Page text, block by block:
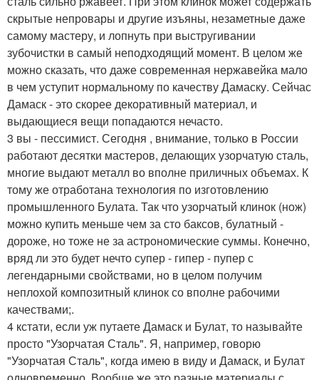
скрытые непровары и другие изъяны, незаметные даже
самому мастеру, и лопнуть при выстругивании
зубочистки в самый неподходящий момент. В целом же
можно сказать, что даже современная нержавейка мало
в чем уступит нормальному по качеству Дамаску. Сейчас
Дамаск - это скорее декоративный материал, и
выдающиеся вещи попадаются нечасто.
3 вы - пессимист. Сегодня , внимание, только в России
работают десятки мастеров, делающих узорчатую сталь,
многие выдают металл во вполне приличных объемах. К
тому же отработана технология по изготовлению
промышленного Булата. Так что узорчатый клинок (нож)
можно купить меньше чем за сто баксов, булатный -
дороже, но тоже не за астрономические суммы. Конечно,
вряд ли это будет нечто супер - гипер - пупер с
легендарными свойствами, но в целом получим
неплохой композитный клинок со вполне рабочими
качествами;.
4 кстати, если уж путаете Дамаск и Булат, то называйте
просто "Узорчатая Сталь". Я, например, говорю
"Узорчатая Сталь", когда имею в виду и Дамаск, и Булат